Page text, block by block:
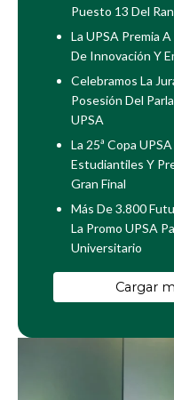
Puesto 13 Del
La UPSA Premia
De Innovación Y
Celebramos La
Posesión Del
UPSA
La 25ª Copa
Estudiantiles Y
Gran Final
Más De 3.800
La Promo UPSA
Universitario
Cargar